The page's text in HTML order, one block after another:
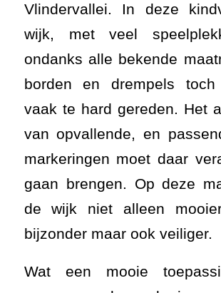
Vlindervallei. In deze
wijk, met veel
ondanks alle bekende
borden en drempels
vaak te hard gereden. Het
van opvallende, en
markeringen moet daar
gaan brengen. Op deze
de wijk niet alleen
bijzonder maar ook veiliger.
Wat een mooie